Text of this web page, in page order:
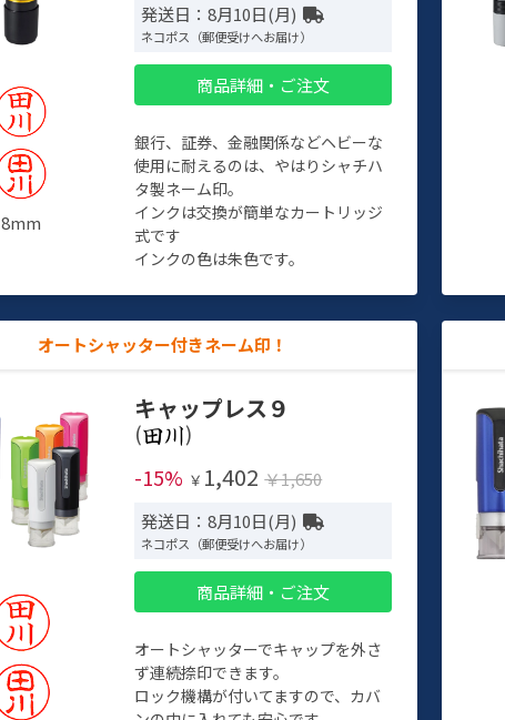
8mm
発送日：8月10日(月)
ネコポス（郵便受けへお届け）
商品詳細・ご注文
銀行、証券、金融関係などヘビーな
使用に耐えるのは、やはりシャチハ
タ製ネーム印。
インクは交換が簡単なカートリッジ
式です
インクの色は朱色です。
オートシャッター付きネーム印！
キャップレス９
(
)
-15% ￥ 1,402 ￥1,650
発送日：8月10日(月)
ネコポス（郵便受けへお届け）
商品詳細・ご注文
オートシャッターでキャップを外さ
ず連続捺印できます。
ロック機構が付いてますので、カバ